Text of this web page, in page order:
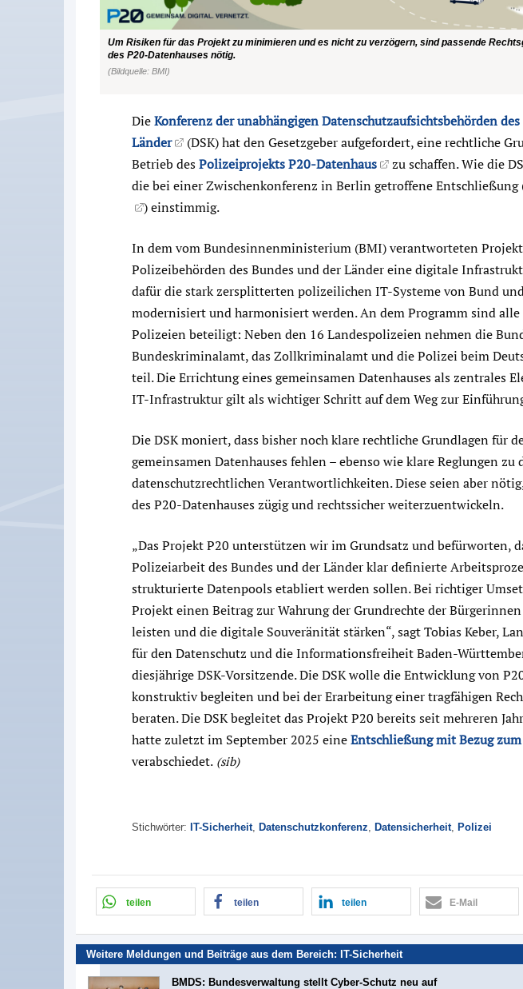
Um Risiken für das Projekt zu minimieren und es nicht zu verzögern, sind passende
des P20-Datenhauses nötig.
(Bildquelle: BMI)
DieKonferenz der unabhängigen Datenschutzaufsichtsbehörden
Länder
(DSK) hat den Gesetzgeber aufgefordert, eine rechtliche
Betrieb desPolizeiprojekts P20-Datenhaus
zu schaffen. Wie die
die bei einer Zwischenkonferenz in Berlin getroffene Entschließung
) einstimmig.
In dem vom Bundesinnenministerium (BMI) verantworteten
Polizeibehörden des Bundes und der Länder eine digitale
dafür die stark zersplitterten polizeilichen IT-Systeme von Bund
modernisiert und harmonisiert werden. An dem Programm sind alle
Polizeien beteiligt: Neben den 16 Landespolizeien nehmen die
Bundeskriminalamt, das Zollkriminalamt und die Polizei beim
teil. Die Errichtung eines gemeinsamen Datenhauses als zentrales
IT-Infrastruktur gilt als wichtiger Schritt auf dem Weg zur
Die DSK moniert, dass bisher noch klare rechtliche Grundlagen für
gemeinsamen Datenhauses fehlen – ebenso wie klare Reglungen zu
datenschutzrechtlichen Verantwortlichkeiten. Diese seien aber
des P20-Datenhauses zügig und rechtssicher weiterzuentwickeln.
„Das Projekt P20 unterstützen wir im Grundsatz und befürworten,
Polizeiarbeit des Bundes und der Länder klar definierte
strukturierte Datenpools etabliert werden sollen. Bei richtiger
Projekt einen Beitrag zur Wahrung der Grundrechte der
leisten und die digitale Souveränität stärken“, sagt Tobias Keber,
für den Datenschutz und die Informationsfreiheit Baden-
diesjährige DSK-Vorsitzende. Die DSK wolle die Entwicklung von
konstruktiv begleiten und bei der Erarbeitung einer tragfähigen
beraten. Die DSK begleitet das Projekt P20 bereits seit mehreren
hatte zuletzt im September 2025 eineEntschließung mit Bezug
verabschiedet. (sib)
Stichwörter: IT-Sicherheit, Datenschutzkonferenz, Datensicherheit, Polizei
teilen teilen teilen E-Mail
Weitere Meldungen und Beiträge aus dem Bereich: IT-Sicherheit
BMDS: Bundesverwaltung stellt Cyber-Schutz neu auf